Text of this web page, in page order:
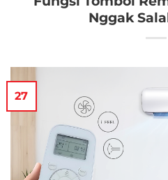
Nggak
27